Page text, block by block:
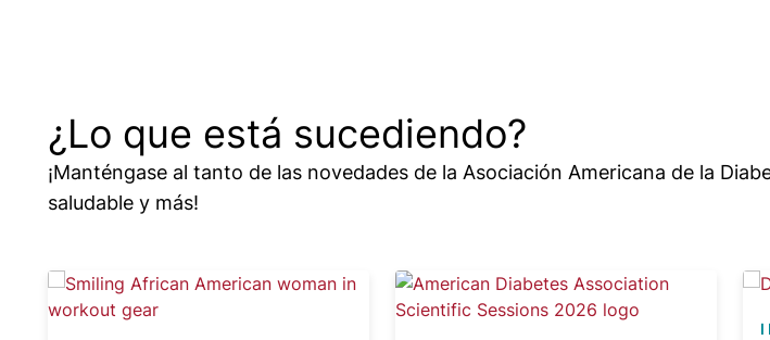
¿Lo que está sucediendo?
¡Manténgase al tanto de las novedades de la Asociación Americana de la
saludable y más!
Image Image